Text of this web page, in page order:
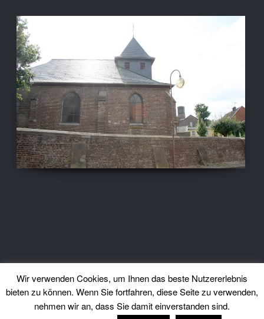
Wir verwenden Cookies, um Ihnen das beste Nutzererlebnis
bieten zu können. Wenn Sie fortfahren, diese Seite zu verwenden,
nehmen wir an, dass Sie damit einverstanden sind.